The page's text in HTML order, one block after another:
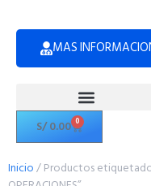
MAS
S/0.00 0
Inicio/ Productos